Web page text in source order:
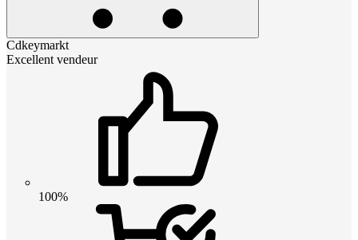
Cdkeymarkt
Excellent vendeur
100%